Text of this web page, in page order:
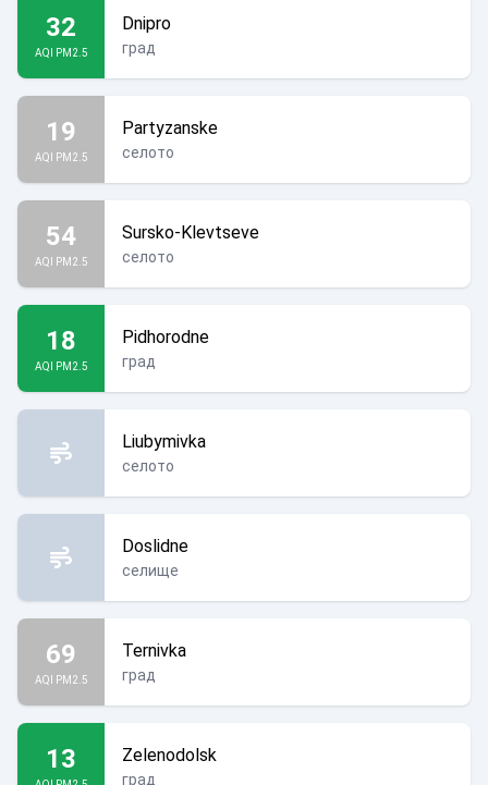
32
AQI PM2.5
Dnipro
град
19
AQI PM2.5
Partyzanske
селото
54
AQI PM2.5
Sursko-Klevtseve
селото
18
AQI PM2.5
Pidhorodne
град
Liubymivka
селото
Doslidne
селище
69
AQI PM2.5
Ternivka
град
13 Zelenodolsk
град